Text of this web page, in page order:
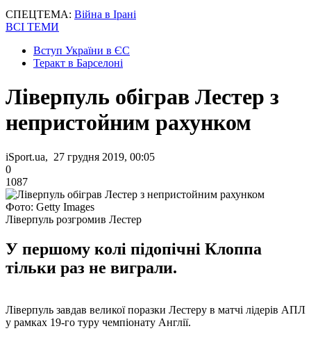
СПЕЦТЕМА: Війна в Ірані
ВСІ ТЕМИ
Вступ України в ЄС
Теракт в Барселоні
Ліверпуль обіграв Лестер з
непристойним рахунком
iSport.ua, 27 грудня 2019, 00:05
0
1087
Фото: Getty Images
Ліверпуль розгромив Лестер
У першому колі підопічні Клоппа
тільки раз не виграли.
Ліверпуль завдав великої поразки Лестеру в матчі лідерів АПЛ
у рамках 19-го туру чемпіонату Англії.